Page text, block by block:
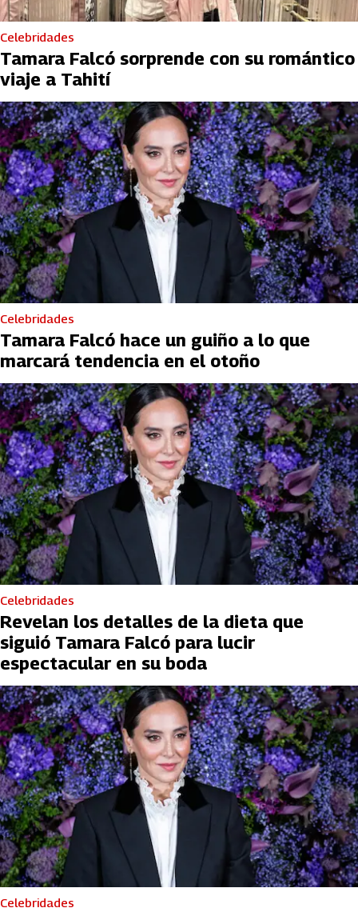
Celebridades
Tamara Falcó sorprende con su romántico
viaje a Tahití
Celebridades
Tamara Falcó hace un guiño a lo que
marcará tendencia en el otoño
Celebridades
Revelan los detalles de la dieta que
siguió Tamara Falcó para lucir
espectacular en su boda
Celebridades